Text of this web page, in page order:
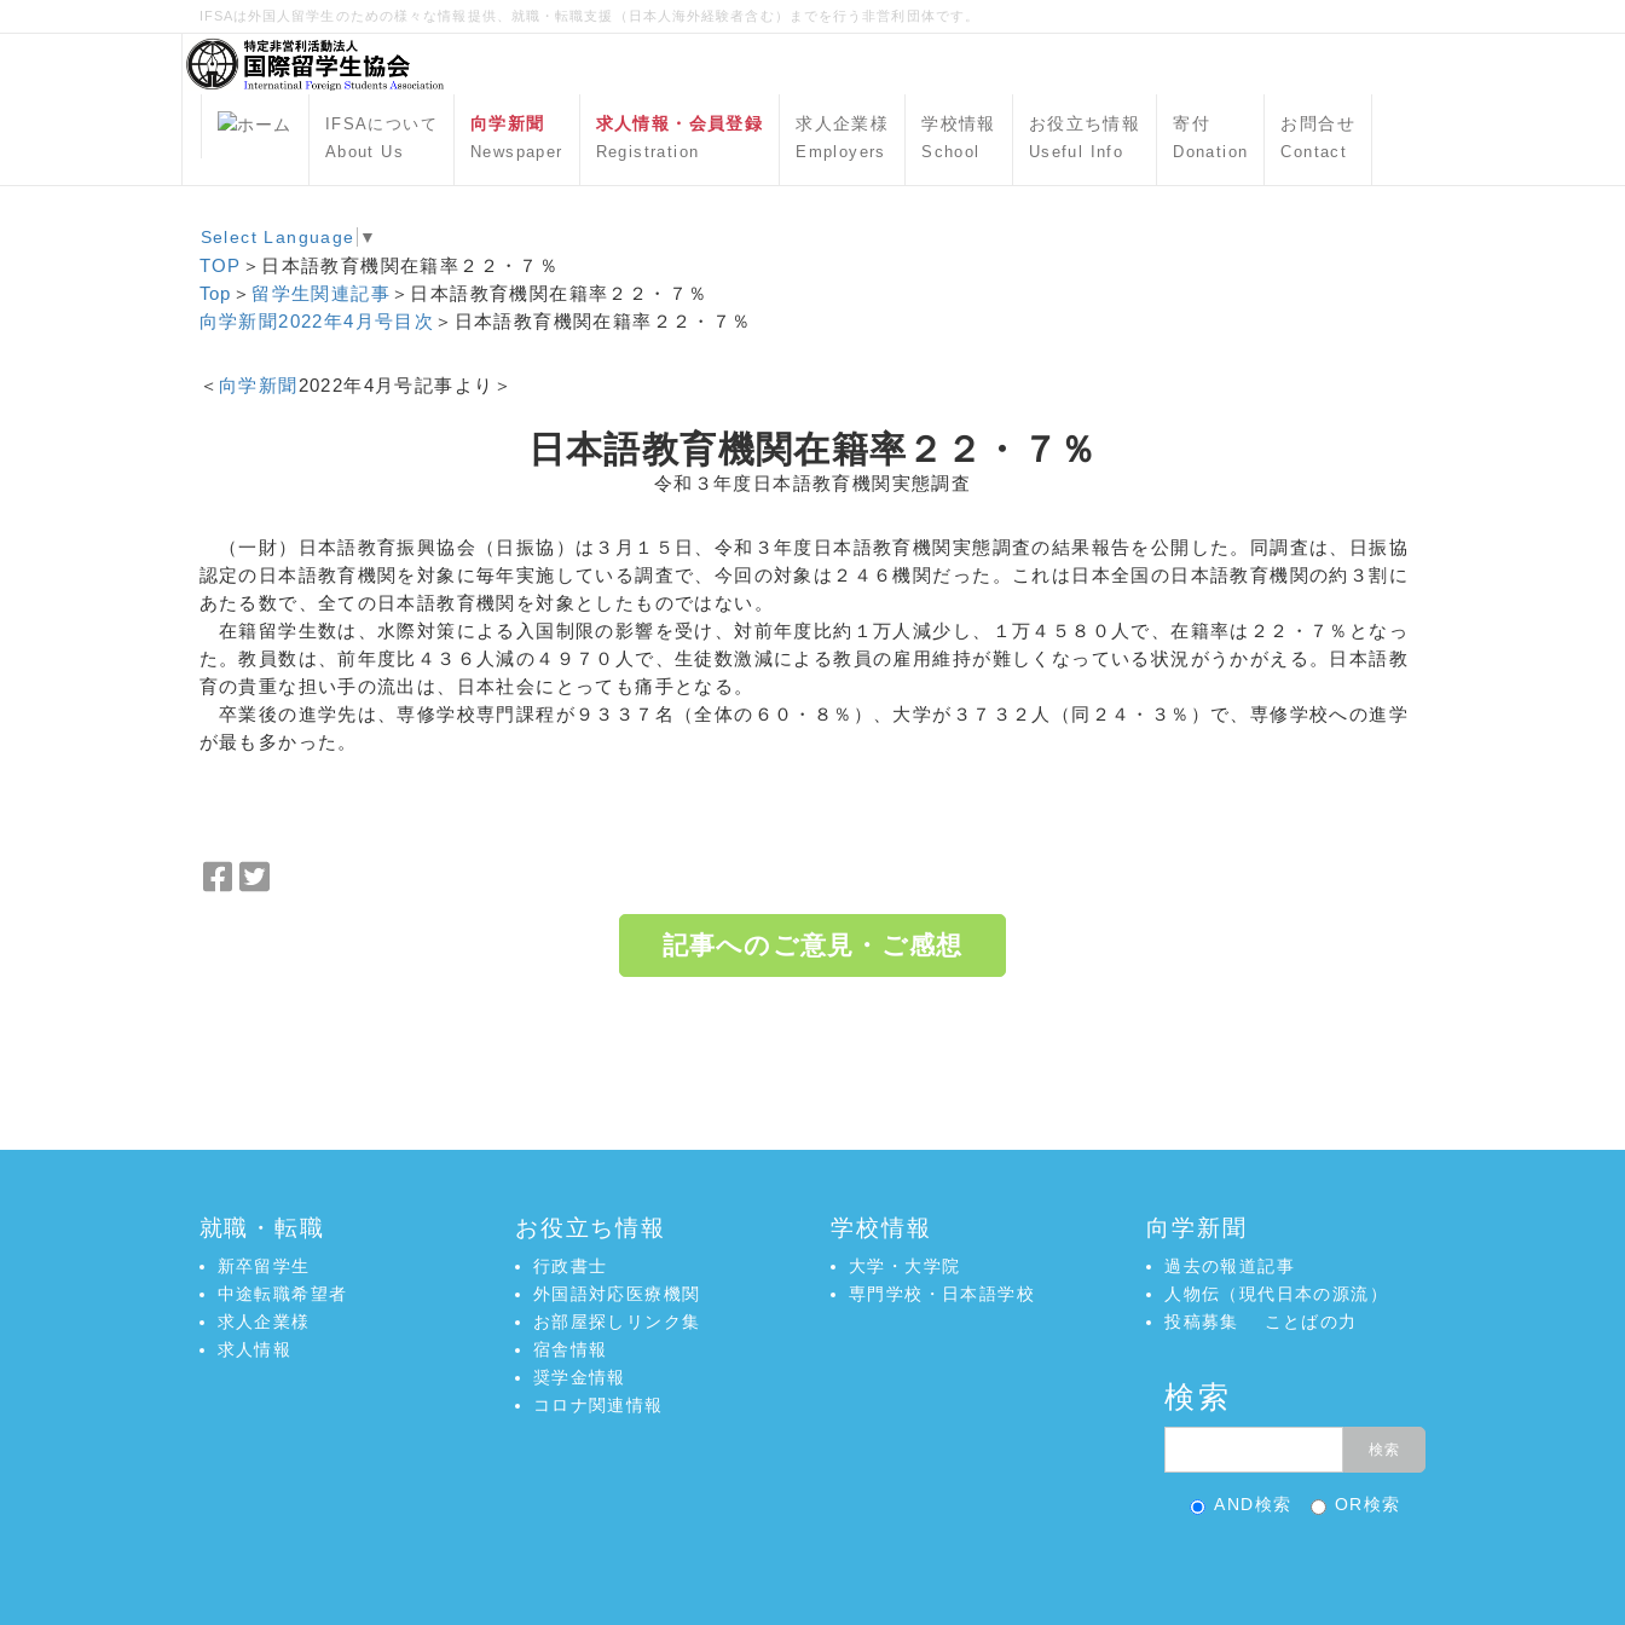
IFSAは外国人留学生のための様々な情報提供、就職・転職支援（日本人海外経験者含む）までを行う非営利団体です。
IFSAについて
About Us
向学新聞
Newspaper
求人情報・会員登録
Registration
求人企業様
Employers
学校情報
School
お役立ち情報
Useful Info
寄付
Donation
お問合せ
Contact
Select Language ▼
TOP ＞日本語教育機関在籍率２２・７％
Top ＞ 留学生関連記事 ＞日本語教育機関在籍率２２・７％
向学新聞2022年4月号目次 ＞日本語教育機関在籍率２２・７％
＜ 向学新聞 2022年4月号記事より＞
日本語教育機関在籍率２２・７％
令和３年度日本語教育機関実態調査
（一財）日本語教育振興協会（日振協）は３月１５日、令和３年度日本語教育機関実態調査の結果報告を公開した。同調査は、日振協
認定の日本語教育機関を対象に毎年実施している調査で、今回の対象は２４６機関だった。これは日本全国の日本語教育機関の約３割に
あたる数で、全ての日本語教育機関を対象としたものではない。
在籍留学生数は、水際対策による入国制限の影響を受け、対前年度比約１万人減少し、１万４５８０人で、在籍率は２２・７％となっ
た。教員数は、前年度比４３６人減の４９７０人で、生徒数激減による教員の雇用維持が難しくなっている状況がうかがえる。日本語教
育の貴重な担い手の流出は、日本社会にとっても痛手となる。
卒業後の進学先は、専修学校専門課程が９３３７名（全体の６０・８％）、大学が３７３２人（同２４・３％）で、専修学校への進学
が最も多かった。
Facebook
記事へのご意見・ご感想
就職・転職
新卒留学生
中途転職希望者
求人企業様
求人情報
お役立ち情報
行政書士
外国語対応医療機関
お部屋探しリンク集
宿舎情報
奨学金情報
コロナ関連情報
学校情報
大学・大学院
専門学校・日本語学校
向学新聞
過去の報道記事
人物伝（現代日本の源流）
投稿募集
ことばの力
検索
AND検索 OR検索